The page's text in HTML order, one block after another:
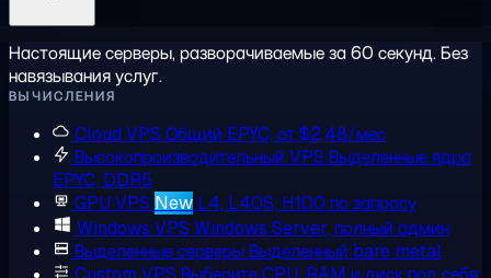
Настоящие серверы, разворачиваемые за 60 секунд. Без
навязывания услуг.
ВЫЧИСЛЕНИЯ
Cloud VPS Общий EPYC, от $2,48/мес
Высокопроизводительный VPS Выделенные ядра
EPYC, DDR5
GPU VPS New L4, L40S, H100 по запросу
Windows VPS Windows Server, полный админ
Выделенные серверыВыделенный bare metal